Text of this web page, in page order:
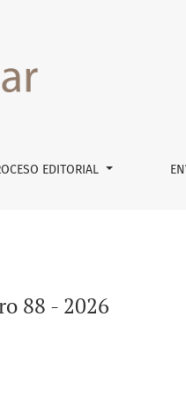
EDITORIAL
88 - 2026